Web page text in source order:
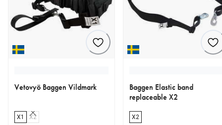
Vetovyö Baggen Vildmark
X1 X2
Baggen Elastic band
replaceable X2
X2